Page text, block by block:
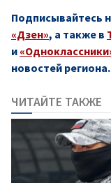
Подписывайтесь
«Дзен», а также в
и
новостей региона.
ЧИТАЙТЕ ТАКЖЕ